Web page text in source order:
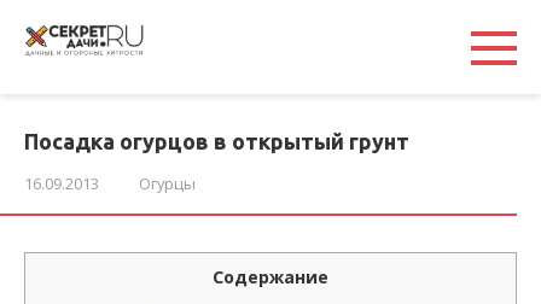
контенту
Посадка огурцов в открытый грунт
16.09.2013 Огурцы
Содержание